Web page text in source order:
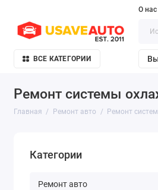
О нас
ВСЕ КАТЕГОРИИ
Ремонт системы
Главная Ремонт авто Ремонт
Категории
Ремонт авто